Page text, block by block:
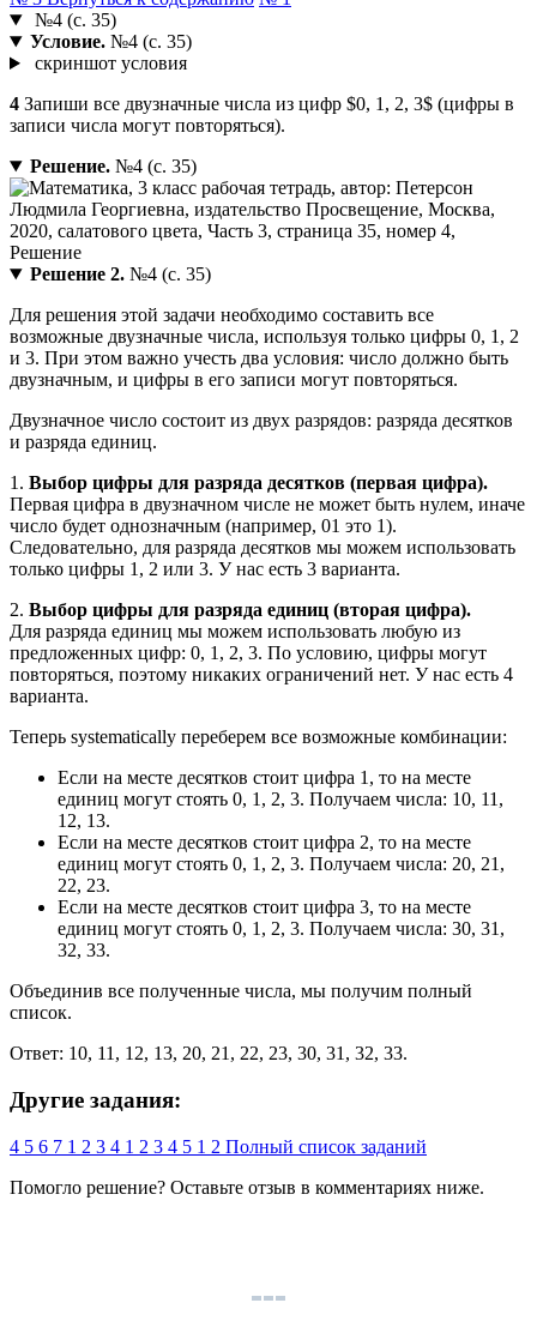
№4 (с. 35)
Условие.№4 (с. 35)
скриншот условия
4 Запиши все двузначные числа из цифр $0, 1, 2, 3$ (цифры в
записи числа могут повторяться).
Решение.№4 (с. 35)
Решение 2.№4 (с. 35)
Для решения этой задачи необходимо составить все
возможные двузначные числа, используя только цифры 0, 1, 2
и 3. При этом важно учесть два условия: число должно быть
двузначным, и цифры в его записи могут повторяться.
Двузначное число состоит из двух разрядов: разряда десятков
и разряда единиц.
1. Выбор цифры для разряда десятков (первая цифра).
Первая цифра в двузначном числе не может быть нулем, иначе
число будет однозначным (например, 01 это 1).
Следовательно, для разряда десятков мы можем использовать
только цифры 1, 2 или 3. У нас есть 3 варианта.
2. Выбор цифры для разряда единиц (вторая цифра).
Для разряда единиц мы можем использовать любую из
предложенных цифр: 0, 1, 2, 3. По условию, цифры могут
повторяться, поэтому никаких ограничений нет. У нас есть 4
варианта.
Теперь systematically переберем все возможные комбинации:
Если на месте десятков стоит цифра 1, то на месте
единиц могут стоять 0, 1, 2, 3. Получаем числа: 10, 11,
12, 13.
Если на месте десятков стоит цифра 2, то на месте
единиц могут стоять 0, 1, 2, 3. Получаем числа: 20, 21,
22, 23.
Если на месте десятков стоит цифра 3, то на месте
единиц могут стоять 0, 1, 2, 3. Получаем числа: 30, 31,
32, 33.
Объединив все полученные числа, мы получим полный
список.
Ответ: 10, 11, 12, 13, 20, 21, 22, 23, 30, 31, 32, 33.
Другие задания:
4 5 6 7 1 2 3 4 1 2 3 4 5 1 2 Полный список заданий
Помогло решение? Оставьте отзыв в комментариях ниже.